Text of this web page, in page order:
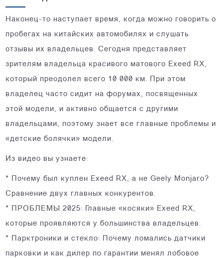
Наконец-то наступает время, когда можно говорить о
пробегах на китайских автомобилях и слушать
отзывы их владельцев. Сегодня представляет
зрителям владельца красивого матового Exeed RX,
который преодолел всего 10 000 км. При этом
владелец часто сидит на форумах, посвященных
этой модели, и активно общается с другими
владельцами, поэтому знает все главные проблемы и
«детские болячки» модели.
Из видео вы узнаете:
* Почему был куплен Exeed RX, а не Geely Monjaro?
Сравнение двух главных конкурентов.
* ПРОБЛЕМЫ 2025: Главные «косяки» Exeed RX,
которые проявляются у большинства владельцев.
* Парктроники и стекло: Почему ломались датчики
парковки и как дилер по гарантии менял лобовое